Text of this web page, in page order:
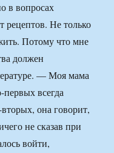
в вопросах
рецептов. Не только
Потому что мне
должен
— Моя мама
всегда
она говорит,
не сказав при
войти,